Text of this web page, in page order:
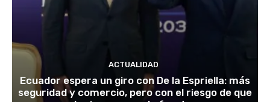
ACTUALIDAD
Ecuador espera un giro con De la Espriella: más
seguridad y comercio, pero con el riesgo de que